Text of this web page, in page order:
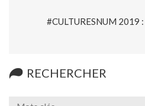
#CULTURESNUM 2019
RECHERCHER